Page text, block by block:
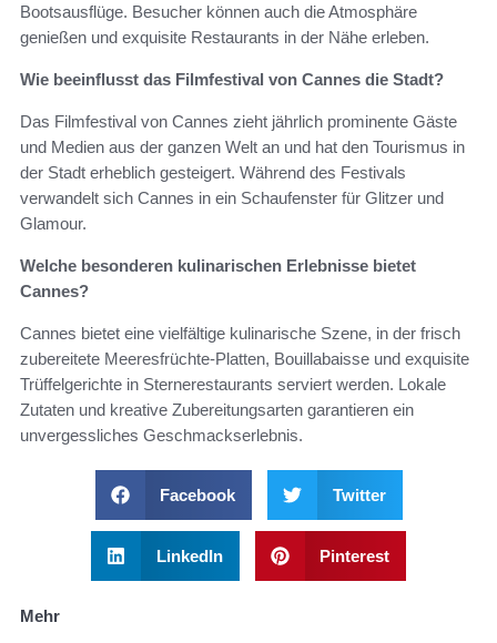
Bootsausflüge. Besucher können auch die Atmosphäre
genießen und exquisite Restaurants in der Nähe erleben.
Wie beeinflusst das Filmfestival von Cannes die Stadt?
Das Filmfestival von Cannes zieht jährlich prominente Gäste
und Medien aus der ganzen Welt an und hat den Tourismus in
der Stadt erheblich gesteigert. Während des Festivals
verwandelt sich Cannes in ein Schaufenster für Glitzer und
Glamour.
Welche besonderen kulinarischen Erlebnisse bietet
Cannes?
Cannes bietet eine vielfältige kulinarische Szene, in der frisch
zubereitete Meeresfrüchte-Platten, Bouillabaisse und exquisite
Trüffelgerichte in Sternerestaurants serviert werden. Lokale
Zutaten und kreative Zubereitungsarten garantieren ein
unvergessliches Geschmackserlebnis.
Facebook Twitter
LinkedIn Pinterest
Mehr